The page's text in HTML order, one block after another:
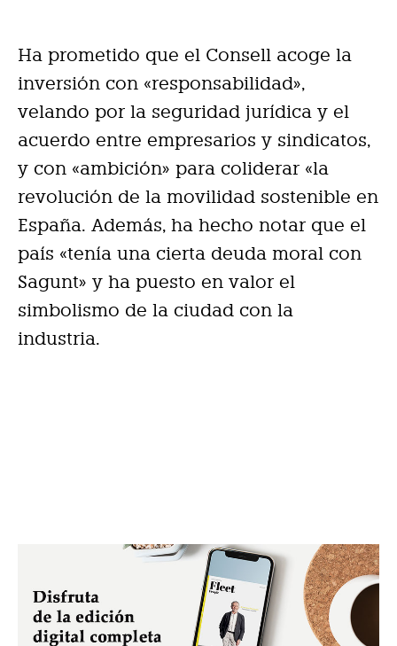
Ha prometido que el Consell acoge la
inversión con «responsabilidad»,
velando por la seguridad jurídica y el
acuerdo entre empresarios y sindicatos,
y con «ambición» para coliderar «la
revolución de la movilidad sostenible en
España. Además, ha hecho notar que el
país «tenía una cierta deuda moral con
Sagunt» y ha puesto en valor el
simbolismo de la ciudad con la
industria.